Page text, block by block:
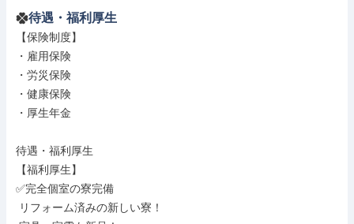
待遇・福利厚生
【保険制度】
・雇用保険
・労災保険
・健康保険
・厚生年金
待遇・福利厚生
【福利厚生】
✅完全個室の寮完備